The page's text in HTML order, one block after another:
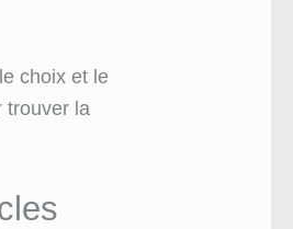
choix et le
trouver la